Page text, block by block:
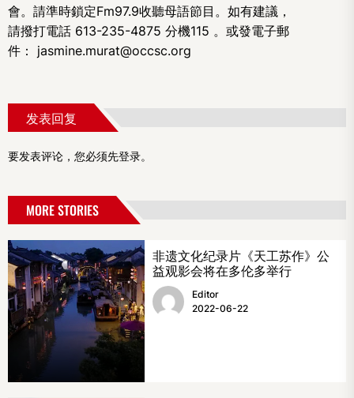
會。請準時鎖定Fm97.9收聽母語節目。如有建議，
請撥打電話 613-235-4875 分機115 。或發電子郵
件： jasmine.murat@occsc.org
发表回复
要发表评论，您必须先登录。
MORE STORIES
非遗文化纪录片《天工苏作》公
益观影会将在多伦多举行
Editor
2022-06-22